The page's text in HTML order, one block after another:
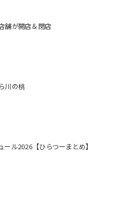
舗が開店＆閉店
川の桃
ル2026【ひらつーまとめ】